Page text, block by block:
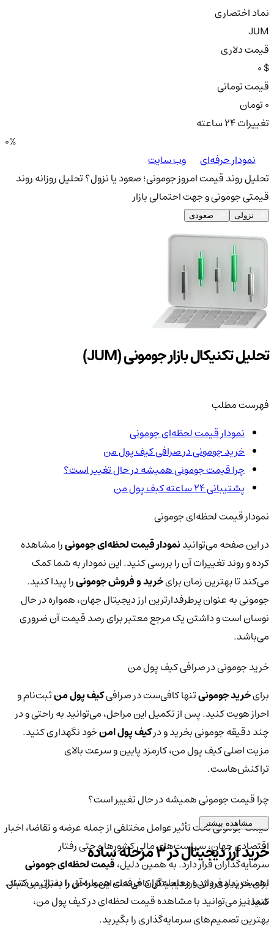
نماد اختصاری
JUM
قیمت دلاری
0 $
قیمت تومانی
تغییرات ۲۴ ساعته
0%
نمودار حرفه‌ای
وب سایت
تحلیل روند قیمت امروز جومونی؛ صعود یا نزول؟تحلیل روزانه روند
قیمتی جومونی و جهت احتمالی بازار
نزولی صعودی
تحلیل تکنیکال بازار جومونی (JUM)
فهرست مطلب
نمودار قیمت لحظه‌ای جومونی
خرید جومونی در صرافی کیف پول من
چرا قیمت جومونی همیشه در حال تغییر است؟
پشتیبانی ۲۴ ساعته کیف پول من
نمودار قیمت لحظه‌ای جومونی
در این صفحه می‌توانیدنمودار قیمت لحظه‌ای جومونیرا مشاهده
کرده و روند تغییرات آن را بررسی کنید. این نمودار به شما کمک
می‌کند تا بهترین زمان برایخرید و فروش جومونیرا پیدا کنید.
جومونی به عنوان پرطرفدارترین ارز دیجیتال جهان، همواره در حال
نوسان است و داشتن یک مرجع معتبر برای رصد قیمت آن ضروری
می‌باشد.
خرید جومونی در صرافی کیف پول من
برایخرید جومونیتنها کافی‌ست در صرافیکیف پول منثبت‌نام و
احراز هویت کنید. پس از تکمیل این مراحل، می‌توانید به راحتی و در
چند دقیقه جومونی بخرید و درکیف پول امنخود نگهداری کنید.
مزیت اصلی کیف پول من، کارمزد پایین و سرعت بالای
تراکنش‌هاست.
چرا قیمت جومونی همیشه در حال تغییر است؟
قیمت جومونی تحت تأثیر عوامل مختلفی از جمله عرضه و تقاضا، اخبار
اقتصادی جهان، سیاست‌های مالی کشورها و حتی رفتار
سرمایه‌گذاران قرار دارد. به همین دلیل،قیمت لحظه‌ای جومونی
اهمیت زیادی دارد و معامله‌گران حرفه‌ای همواره آن را دنبال می‌کنند.
شما نیز می‌توانید با مشاهده قیمت لحظه‌ای در کیف پول من،
بهترین تصمیم‌های سرمایه‌گذاری را بگیرید.
مشاهده بیشتر
خرید ارز دیجیتال در 3 مرحله ساده
برای خرید و فروش ارز دیجیتال کافی‌ست این مراحل را به‌ترتیب دنبال
کنید: